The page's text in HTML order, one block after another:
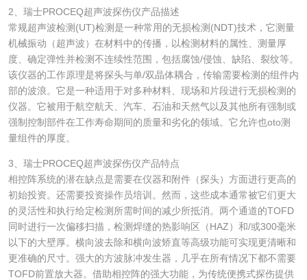
2、瑞士PROCEQ超声波探伤仪产品描述
常规超声波检测(UT)检测是一种常用的无损检测(NDT)技术，它测量
机械振动（超声波）在材料中的传播，以检测材料的属性、测量厚
度、确定弹性并检测不连续性范围，包括腐蚀/侵蚀、缺陷、裂纹等。
该仪器的工作原理是将探头与单/双晶体耦合，传输需要检测的组件内
部的波浪。它是一种适用于对多种材料、现场和片段进行无损检测的
仪器。它被用于航空航天、汽车、石油和天然气以及其他所有强制或
强制控制部件在工作寿命期间的质量和劣化的领域。它允许也oto测
量组件的厚度。
3、瑞士PROCEQ超声波探伤仪产品特点
相控阵系统的潜在缺点是需要在仪器和附件（探头）方面进行更高的
初始投资。还需要投资操作员培训。然而，这些成本通常被它们更大
的灵活性和执行给定检测所需时间的减少所抵消。两个通道的TOFD
同时进行一次偏移扫描，检测焊缝的热影响区（HAZ）和/或300毫米
以下的大壁厚。横向波去除和横向波矫直等高级功能可实现更清晰和
更准确的尺寸。强大的方波脉冲发生器，几乎在所有情况下都不需要
TOFD前置放大器。借助相控阵的强大功能，为传统便携式探伤提供